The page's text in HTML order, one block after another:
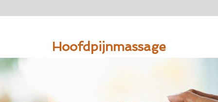
Hoofdpijnmassage